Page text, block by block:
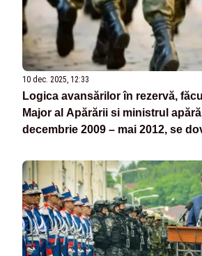
10 dec. 2025, 12:33
Logica avansărilor în rezervă,
Major al Apărării si ministrul
decembrie 2009 – mai 2012, se